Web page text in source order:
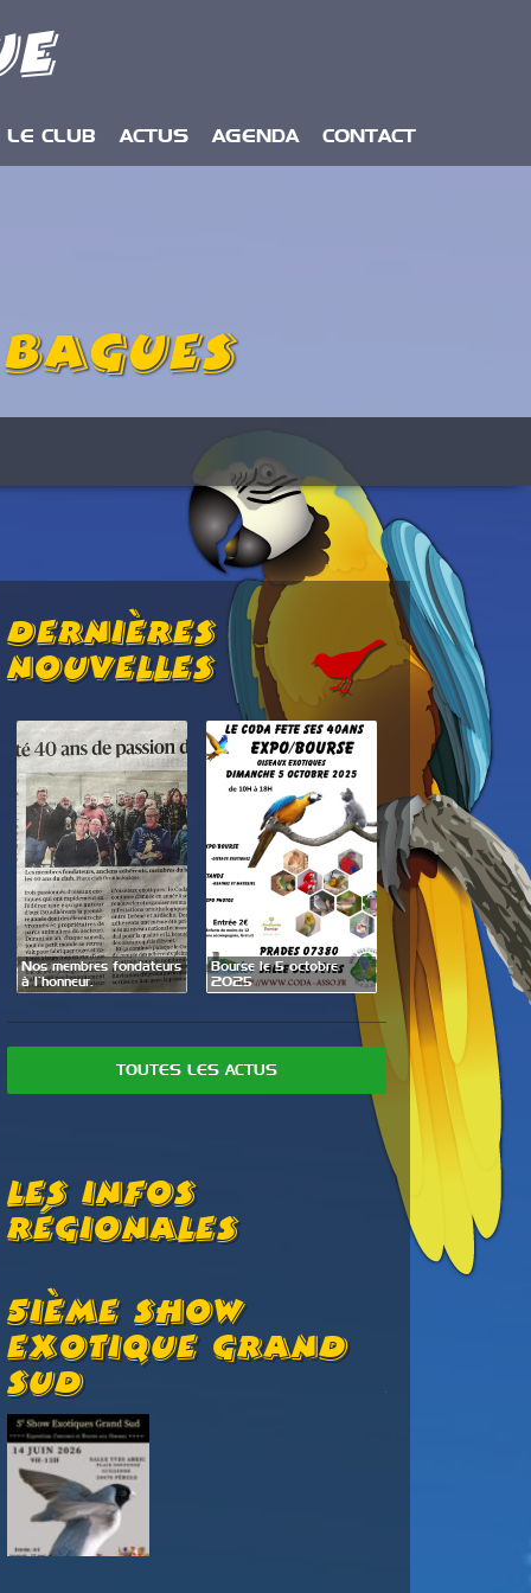
LE CLUB ACTUS AGENDA CONTACT
Bagues
Dernières
Nouvelles
membres fondateurs
l’honneur.
Bourse le 5 octobre
2025
Exposition Bourse les
27 et 28 septembre
2025
TOUTES LES ACTUS
Les Infos
Régionales
5ième Show
Exotique Grand
Sud